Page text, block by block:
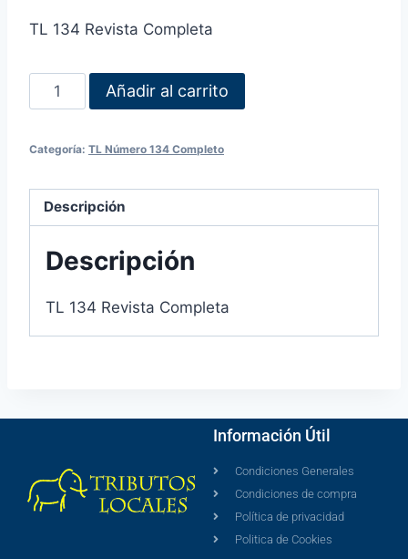
TL 134 Revista Completa
Añadir al carrito
Categoría: TL Número 134 Completo
Descripción
Descripción
TL 134 Revista Completa
Información Útil
Condiciones Generales
Condiciones de compra
Política de privacidad
Politica de Cookies